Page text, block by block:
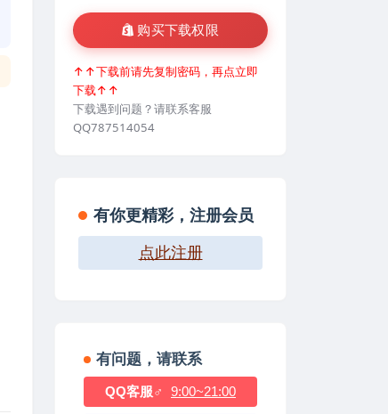
购买下载权限
↑↑下载前请先复制密码，再点立即
下载↑↑
下载遇到问题？请联系客服
QQ787514054
有你更精彩，注册会员
点此注册
有问题，请联系
QQ客服♂ 9:00~21:00